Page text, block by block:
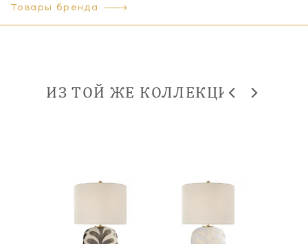
Товары бренда
ИЗ ТОЙ ЖЕ КОЛЛЕКЦИИ